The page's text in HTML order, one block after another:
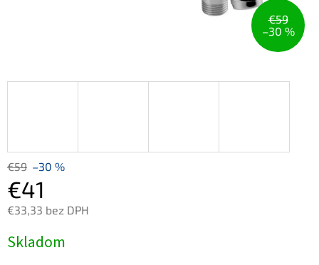
€59
–30 %
€59 –30 %
€41
€33,33 bez DPH
cena:
Skladom